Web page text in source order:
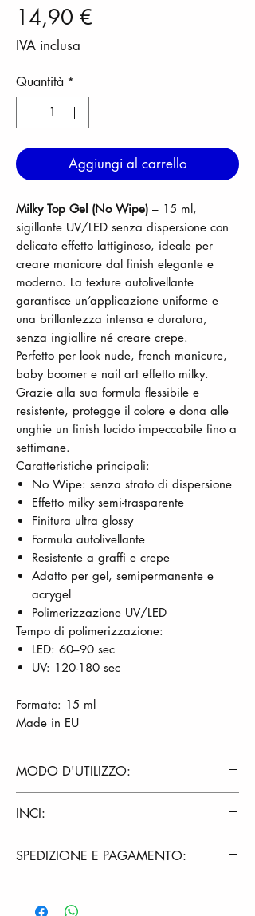
14,90 €
IVA inclusa
Quantità *
Aggiungi al carrello
Milky Top Gel (No Wipe) – 15 ml,
sigillante UV/LED senza dispersione con
delicato effetto lattiginoso, ideale per
creare manicure dal finish elegante e
moderno. La texture autolivellante
garantisce un’applicazione uniforme e
una brillantezza intensa e duratura,
senza ingiallire né creare crepe.
Perfetto per look nude, french manicure,
baby boomer e nail art effetto milky.
Grazie alla sua formula flessibile e
resistente, protegge il colore e dona alle
unghie un finish lucido impeccabile fino a
settimane.
Caratteristiche principali:
No Wipe: senza strato di dispersione
Effetto milky semi-trasparente
Finitura ultra glossy
Formula autolivellante
Resistente a graffi e crepe
Adatto per gel, semipermanente e
acrygel
Polimerizzazione UV/LED
Tempo di polimerizzazione:
LED: 60–90 sec
UV: 120-180 sec
Formato: 15 ml
Made in EU
MODO D'UTILIZZO:
opacizzarla con un buffer e pulirla
con Cleanser Kamak.
Applicare Nail Prep KAMAK
INCI:
Urethane Acrylate Oligomer,
Methyl Benzoylformate, Dimethicone,v,
SPEDIZIONE E PAGAMENTO:
ordine verrà evaso entro 24/48 ore